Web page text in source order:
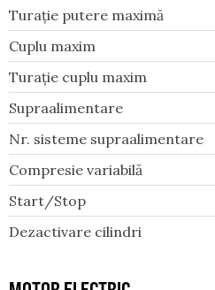
Turație putere maximă
Cuplu maxim
Turație cuplu maxim
Supraalimentare
Nr. sisteme supraalimentare
Compresie variabilă
Start/Stop
Dezactivare cilindri